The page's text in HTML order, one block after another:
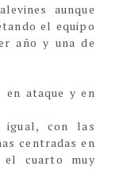
aunque
el equipo
año y una de
en ataque y en
igual, con las
centradas en
el cuarto muy